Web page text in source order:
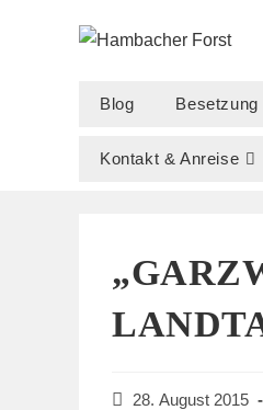
Blog Besetzung
Kontakt & Anreise
Beitrag28. August 2015